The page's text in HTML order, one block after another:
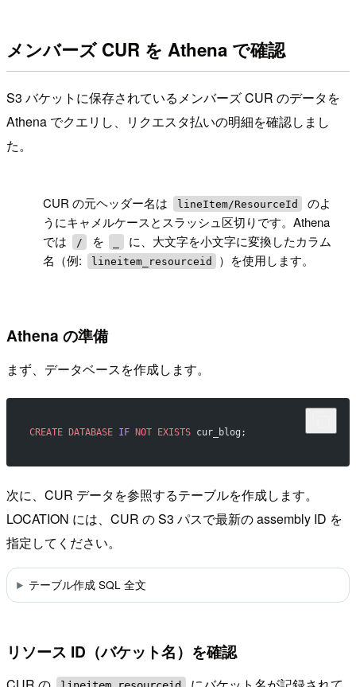
メンバーズ CUR を Athena で確認
S3 バケットに保存されているメンバーズ CUR のデータを
Athena でクエリし、リクエスタ払いの明細を確認しまし
た。
CUR の元ヘッダー名は lineItem/ResourceId
のよ
うにキャメルケースとスラッシュ区切りです。Athena
では
/ を
に、大文字を小文字に変換したカラム
名（例:
lineitem_resourceid ）を使用します。
Athena の準備
まず、データベースを作成します。
CREATE DATABASE IF NOT EXISTS cur_blog;
次に、CUR データを参照するテーブルを作成します。
LOCATION には、CUR の S3 パスで最新の assembly ID を
指定してください。
テーブル作成 SQL 全文
リソース ID（バケット名）を確認